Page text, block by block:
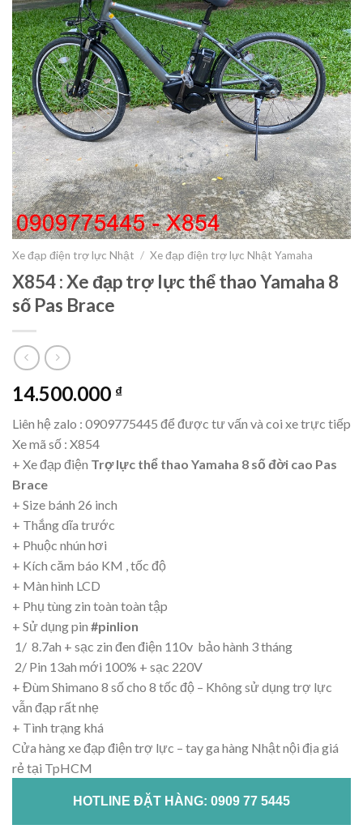
Xe đạp điện trợ lực Nhật / Xe đạp điện trợ lực Nhật Yamaha
X854 : Xe đạp trợ lực thể thao Yamaha 8
số Pas Brace
14.500.000 ₫
Liên hệ zalo : 0909775445 để được tư vấn và coi xe trực tiếp
Xe mã số : X854
+ Xe đạp điện Trợ lực thể thao Yamaha 8 số đời cao Pas
Brace
+ Size bánh 26 inch
+ Thắng dĩa trước
+ Phuộc nhún hơi
+ Kích căm báo KM , tốc độ
+ Màn hình LCD
+ Phụ tùng zin toàn toàn tập
+ Sử dụng pin #pinlion
1/ 8.7ah + sạc zin đen điện 110v bảo hành 3 tháng
2/ Pin 13ah mới 100% + sạc 220V
+ Đùm Shimano 8 số cho 8 tốc độ – Không sử dụng trợ lực
vẫn đạp rất nhẹ
+ Tình trạng khá
Cửa hàng xe đạp điện trợ lực – tay ga hàng Nhật nội địa giá
rẻ tại TpHCM
HOTLINE ĐẶT HÀNG: 0909 77 5445